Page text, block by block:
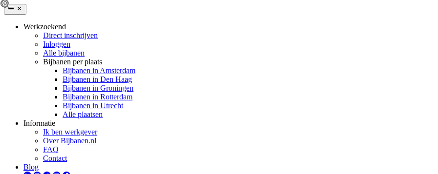
Werkzoekend
Direct inschrijven
Inloggen
Alle bijbanen
Bijbanen per plaats
Bijbanen in Amsterdam
Bijbanen in Den Haag
Bijbanen in Groningen
Bijbanen in Rotterdam
Bijbanen in Utrecht
Alle plaatsen
Informatie
Ik ben werkgever
Over Bijbanen.nl
FAQ
Contact
Blog